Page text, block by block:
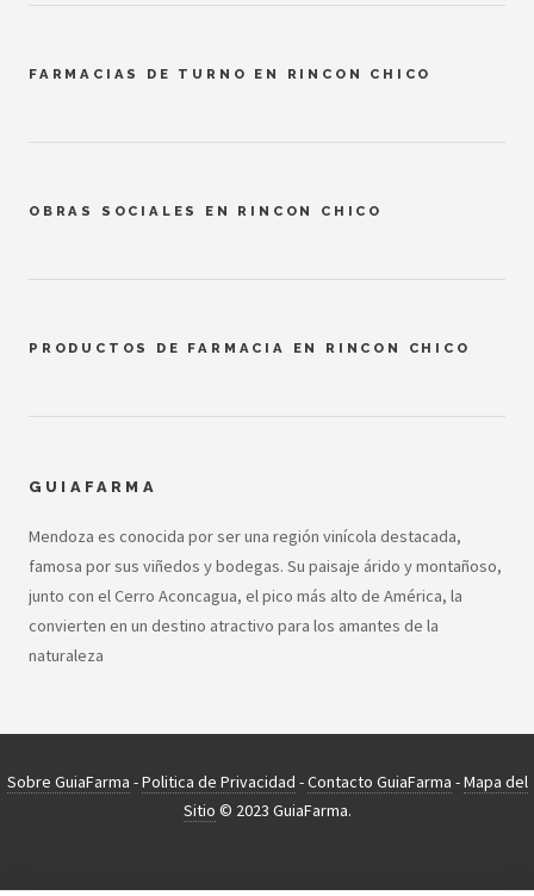
FARMACIAS DE TURNO EN RINCON CHICO
OBRAS SOCIALES EN RINCON CHICO
PRODUCTOS DE FARMACIA EN RINCON CHICO
GUIAFARMA
Mendoza es conocida por ser una región vinícola destacada,
famosa por sus viñedos y bodegas. Su paisaje árido y montañoso,
junto con el Cerro Aconcagua, el pico más alto de América, la
convierten en un destino atractivo para los amantes de la
naturaleza
Sobre GuiaFarma -Politica de Privacidad -Contacto GuiaFarma -Mapa del
Sitio © 2023 GuiaFarma.